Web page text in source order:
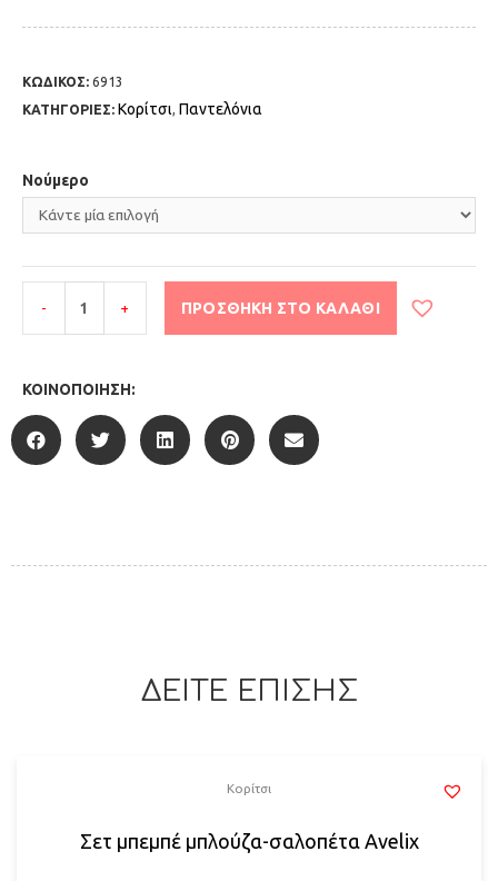
ΚΩΔΙΚΟΣ: 6913
ΚΑΤΗΓΟΡΙΕΣ: Κορίτσι, Παντελόνια
Νούμερο
- + ΠΡΟΣΘΉΚΗ ΣΤΟ ΚΑΛΆΘΙ
ΚΟΙΝΟΠΟΊΗΣΗ:
ΔΕΙΤΕ ΕΠΙΣΗΣ
Κορίτσι
Σετ μπεμπέ μπλούζα-σαλοπέτα Αvelix